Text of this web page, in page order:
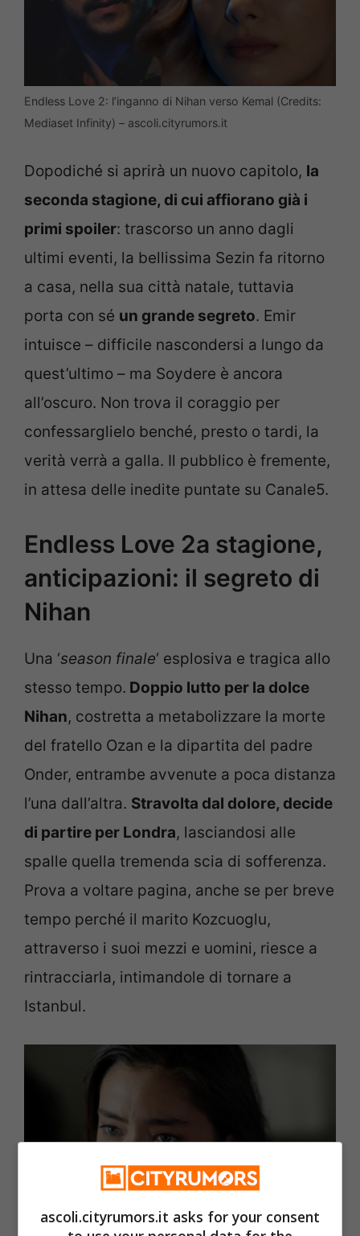
Endless Love 2: l’inganno di Nihan verso Kemal (Credits:
Mediaset Infinity) – ascoli.cityrumors.it
Dopodiché si aprirà un nuovo capitolo, la
seconda stagione, di cui affiorano già i
primi spoiler: trascorso un anno dagli
ultimi eventi, la bellissima Sezin fa ritorno
a casa, nella sua città natale, tuttavia
porta con sé un grande segreto. Emir
intuisce – difficile nascondersi a lungo da
quest’ultimo – ma Soydere è ancora
all’oscuro. Non trova il coraggio per
confessarglielo benché, presto o tardi, la
verità verrà a galla. Il pubblico è fremente,
in attesa delle inedite puntate su Canale5.
Endless Love 2a stagione,
anticipazioni: il segreto di
Nihan
Una ‘season finale‘ esplosiva e tragica allo
stesso tempo. Doppio lutto per la dolce
Nihan, costretta a metabolizzare la morte
del fratello Ozan e la dipartita del padre
Onder, entrambe avvenute a poca distanza
l’una dall’altra. Stravolta dal dolore, decide
di partire per Londra, lasciandosi alle
spalle quella tremenda scia di sofferenza.
Prova a voltare pagina, anche se per breve
tempo perché il marito Kozcuoglu,
attraverso i suoi mezzi e uomini, riesce a
rintracciarla, intimandole di tornare a
Istanbul.
ascoli.cityrumors.it asks for your consent